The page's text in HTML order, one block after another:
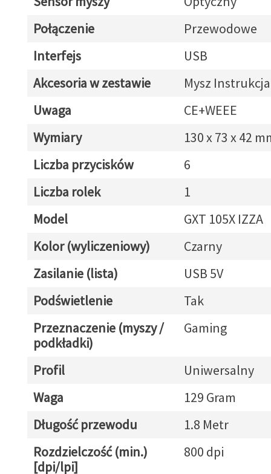
Połączenie
Przewodowe
Interfejs
USB
Akcesoria w zestawie
Mysz
Uwaga
CE+WEEE
Wymiary
130 x 73 x 42
Liczba przycisków
6
Liczba rolek
1
Model
GXT 105X IZZA
Kolor (wyliczeniowy)
Czarny
Zasilanie (lista)
USB 5V
Podświetlenie
Tak
Przeznaczenie (myszy /
podkładki)
Gaming
Profil
Uniwersalny
Waga
129 Gram
Długość przewodu
1.8 Metr
Rozdzielczość (min.)
[dpi/lpi]
800 dpi